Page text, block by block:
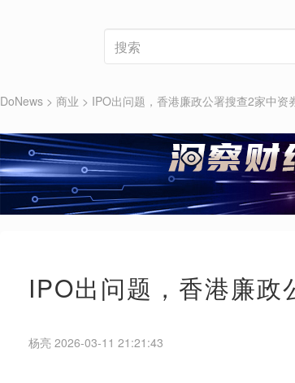
DoNews > 商业 > IPO出问题，香港廉政公署搜查2家中资
IPO出问题，香港廉政
杨亮 2026-03-11 21:21:43